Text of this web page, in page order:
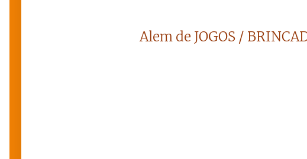
Alem de JOGOS /